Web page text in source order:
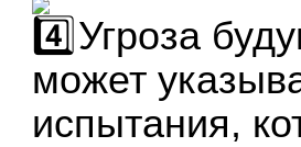
Угроза
может
испытания,